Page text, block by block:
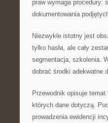
praw wymaga procedury:
dokumentowania
Niezwykle istotny jest
tylko hasła, ale cały
segmentacja, szkolenia.
dobrać środki adekwatne
Przewodnik opisuje
których dane dotyczą.
prowadzenia ewidencji